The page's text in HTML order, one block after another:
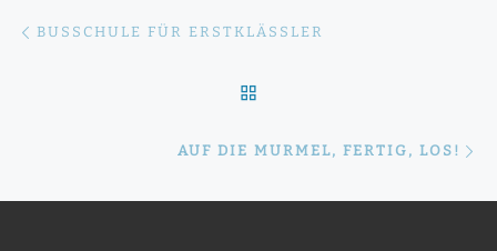
Beitragsnavigation
BUSSCHULE FÜR ERSTKLÄSSLER
AUF DIE MURMEL, FERTIG, LOS!